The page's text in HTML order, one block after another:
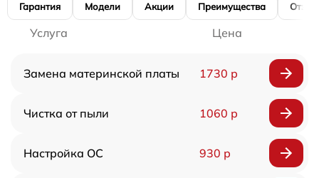
Гарантия Модели Акции Преимущества
Услуга Цена
Замена материнской платы 1730 р
Чистка от пыли 1060 р
Настройка ОС 930 р